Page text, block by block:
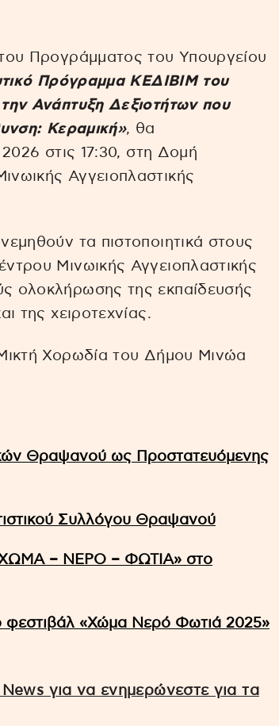
Προγράμματος του Υπουργείου
Πρόγραμμα ΚΕΔΙΒΙΜ του
Ανάπτυξη Δεξιοτήτων που
Κεραμική», θα
2026 στις 17:30, στη Δομή
Αγγειοπλαστικής
τα πιστοποιητικά στους
Μινωικής Αγγειοπλαστικής
ολοκλήρωσης της εκπαίδευσής
της χειροτεχνίας.
Χορωδία του Δήμου Μινώα
Θραψανού ως Προστατευόμενης
Συλλόγου Θραψανού
«ΧΩΜΑ – ΝΕΡΟ – ΦΩΤΙΑ» στο
φεστιβάλ «Χώμα Νερό Φωτιά 2025»
για να ενημερώνεστε για τα